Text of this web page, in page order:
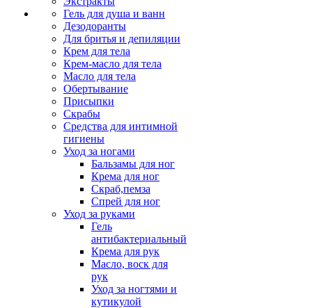
Гель для душа и ванн
Дезодоранты
Для бритья и депиляции
Крем для тела
Крем-масло для тела
Масло для тела
Обертывание
Присыпки
Скрабы
Средства для интимной
гигиены
Уход за ногами
Бальзамы для ног
Крема для ног
Скраб,пемза
Спрей для ног
Уход за руками
Гель
антибактериальный
Крема для рук
Масло, воск для
рук
Уход за ногтями и
кутикулой